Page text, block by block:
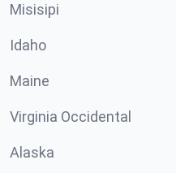
Misisipi
Idaho
Maine
Virginia Occidental
Alaska